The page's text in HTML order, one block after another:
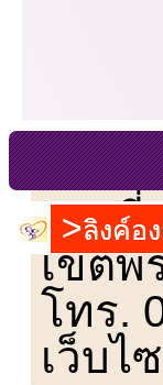
ลิงค์อ
เลขที่
เขตพ
โทร.
เว็บไ